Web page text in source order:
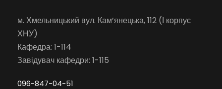
м. Хмельницький вул. Кам’янецька, 112 (І корпус
ХНУ)
Кафедра: 1-114
Завідувач кафедри: 1-115
096-847-04-51